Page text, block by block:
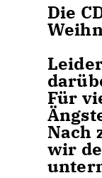
Die
Für
Nach
wir